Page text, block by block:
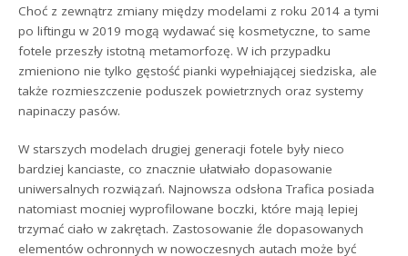
Choć z zewnątrz zmiany między modelami z roku 2014 a tymi
po liftingu w 2019 mogą wydawać się kosmetyczne, to same
fotele przeszły istotną metamorfozę. W ich przypadku
zmieniono nie tylko gęstość pianki wypełniającej siedziska, ale
także rozmieszczenie poduszek powietrznych oraz systemy
napinaczy pasów.
W starszych modelach drugiej generacji fotele były nieco
bardziej kanciaste, co znacznie ułatwiało dopasowanie
uniwersalnych rozwiązań. Najnowsza odsłona Trafica posiada
natomiast mocniej wyprofilowane boczki, które mają lepiej
trzymać ciało w zakrętach. Zastosowanie źle dopasowanych
elementów ochronnych w nowoczesnych autach może być